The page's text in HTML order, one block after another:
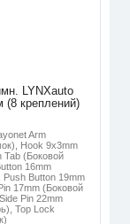
LYNXauto
(8 креплений)
Arm
Hook 9x3mm
Tab (Боковой
16mm
Push Button 19mm
17mm (Боковой
Pin 22mm
Top Lock